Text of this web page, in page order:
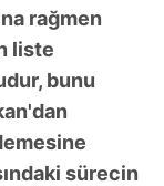
rağmen
liste
bunu
sürecin